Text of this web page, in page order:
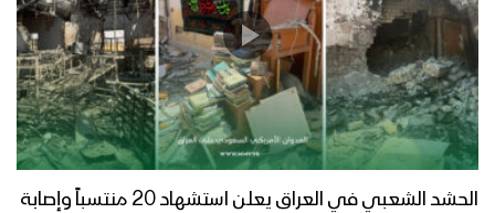
الحصن الحصين – القول السديد 1445هـ
الإمام الحسين “عليه السلام” – القول
السديد 1445هـ
الحشد الشعبي في العراق يعلن استشهاد 20 منتسباً وإصابة